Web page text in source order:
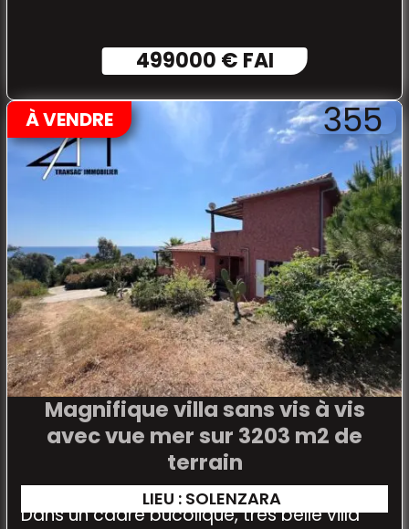
499000 € FAI
À VENDRE 355
Magnifique villa sans vis à vis
avec vue mer sur 3203 m2 de
terrain
LIEU : SOLENZARA
Dans un cadre bucolique, très belle villa